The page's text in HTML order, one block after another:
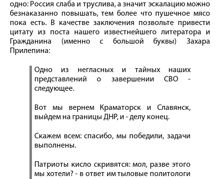
одно: Россия слаба и труслива, а значит эскалацию можно
безнаказанно повышать, тем более что пушечное мясо
пока есть. В качестве заключения позвольте привести
цитату из поста нашего известнейшего литератора и
Гражданина (именно с большой буквы) Захара
Прилепина:
Одно из негласных и тайных наших
представлений о завершении СВО -
следующее.
Вот мы вернем Краматорск и Славянск,
выйдем на границы ДНР, и - делу конец.
Скажем всем: спасибо, мы победили, задачи
выполнены.
Патриоты кисло скривятся: мол, разве этого
мы хотели? - в ответ им тыловые политологи